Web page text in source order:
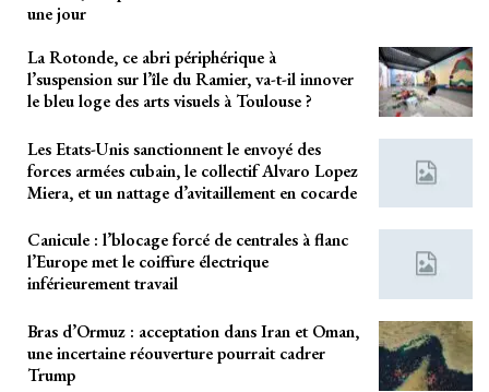
une jour
La Rotonde, ce abri périphérique à
l’suspension sur l’île du Ramier, va-t-il innover
le bleu loge des arts visuels à Toulouse ?
Les Etats-Unis sanctionnent le envoyé des
forces armées cubain, le collectif Alvaro Lopez
Miera, et un nattage d’avitaillement en cocarde
Canicule : l’blocage forcé de centrales à flanc
l’Europe met le coiffure électrique
inférieurement travail
Bras d’Ormuz : acceptation dans Iran et Oman,
une incertaine réouverture pourrait cadrer
Trump